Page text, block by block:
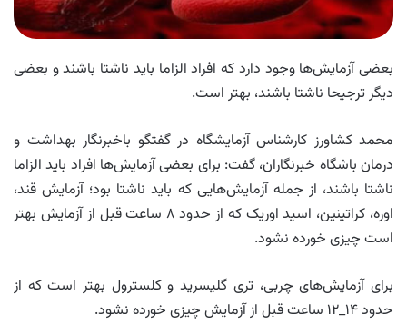
بعضی آزمایش‌ها وجود دارد که افراد الزاما باید ناشتا باشند و بعضی
دیگر ترجیحا ناشتا باشند، بهتر است.
محمد کشاورز کار‌شناس آزمایشگاه در گفتگو باخبرنگار بهداشت و
درمان باشگاه خبرنگاران، گفت: برای بعضی آزمایش‌ها افراد باید الزاما
ناشتا باشند، از جمله آزمایش‌هایی که باید ناشتا بود؛ آزمایش قند،
اوره، کراتینین، اسید اوریک که از حدود ۸ ساعت قبل از آزمایش بهتر
است چیزی خورده نشود.
برای آزمایش‌های چربی، تری گلیسرید و کلسترول بهتر است که از
حدود ۱۴_۱۲ ساعت قبل از آزمایش چیزی خورده نشود.